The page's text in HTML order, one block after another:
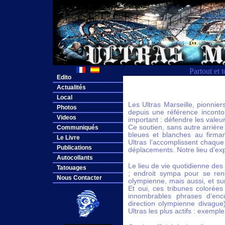
Partout et
Edito
Actualités
Local
Photos
Videos
Communiqués
Le Livre
Publications
Autocollants
Tatouages
Nous Contacter
Les Ultras Marseille,
depuis une référence
important : défendre les
Ce soutien, sans autre
bleues et blanches au
Ultras l’accomplissent
déplacements. Notre lieu
Le lieu de vie quotidienne
; endroit sympa pour se
olympienne, mais aussi, et
Et oui, ces tribunes
innombrables phrases
direction olympienne
Ultras les plus actifs :